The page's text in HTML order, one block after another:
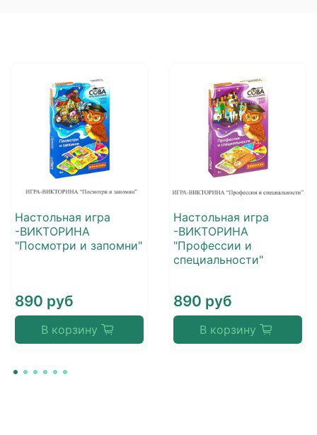
Настольная игра
-ВИКТОРИНА
"Посмотри и запомни"
890 руб
В корзину
Настольная игра
-ВИКТОРИНА
"Профессии и
специальности"
890 руб
В корзину